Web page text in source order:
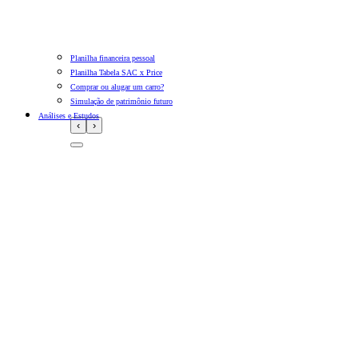
‹ ›
Planilha financeira pessoal
Planilha Tabela SAC x Price
Comprar ou alugar um carro?
Simulação de patrimônio futuro
Análises e Estudos